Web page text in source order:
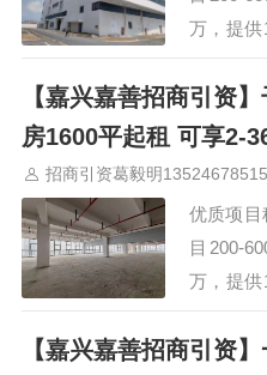
万，提供
集成电路
体项目一
站仅需
（S12
察 135
【嘉兴嘉善招商引资
房1600平起租 可享2-
招商引资葛毅明13524678515
优质项目
目200-
万，提供
集成电路
体项目一
【嘉兴嘉善招商引资